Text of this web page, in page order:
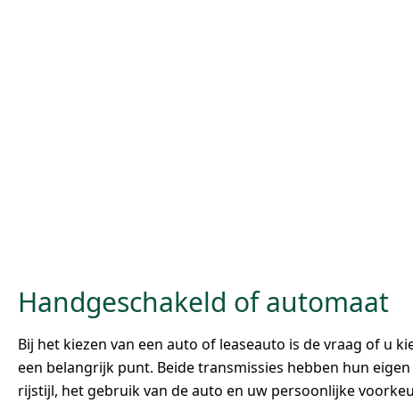
Handgeschakeld of automaat
Bij het kiezen van een auto of leaseauto is de vraag of u
een belangrijk punt. Beide transmissies hebben hun
rijstijl, het gebruik van de auto en uw persoonlijke